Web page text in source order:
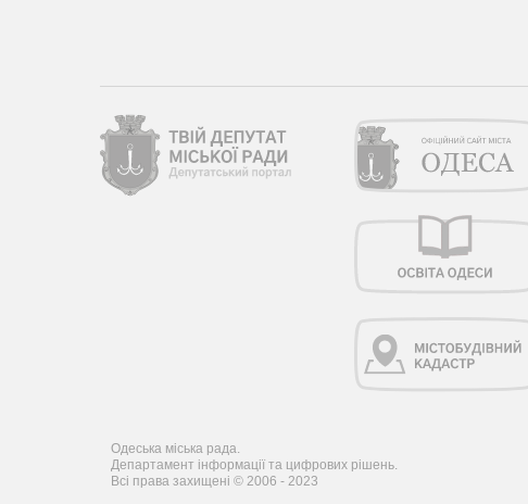
Одеська міська рада.
Департамент інформації та цифрових рішень.
Всі права захищені © 2006 - 2023